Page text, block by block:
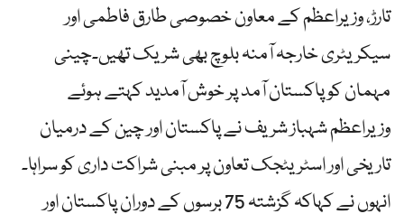
تارڑ، وزیراعظم کے معاون خصوصی طارق فاطمی اور
سیکریٹری خارجہ آمنہ بلوچ بھی شریک تھیں۔چینی
مہمان کو پاکستان آمد پر خوش آمدید کہتے ہوئے
وزیراعظم شہباز شریف نے پاکستان اور چین کے درمیان
تاریخی اور اسٹریٹجک تعاون پر مبنی شراکت داری کو سراہا۔
انہوں نے کہاکہ گزشتہ 75 برسوں کے دوران پاکستان اور